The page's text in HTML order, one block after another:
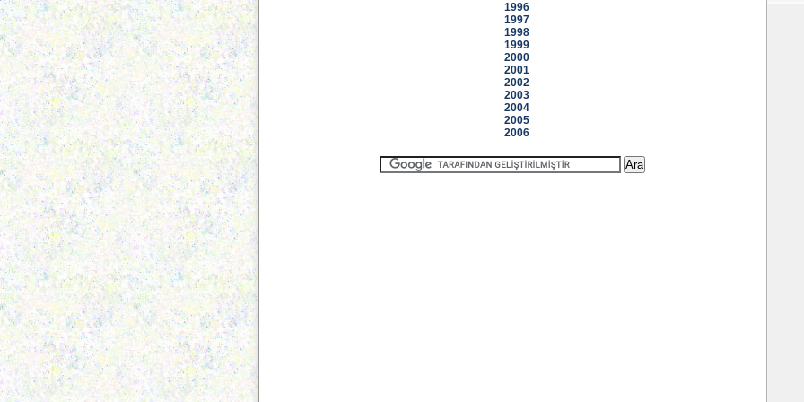
1996
1997
1998
1999
2000
2001
2002
2003
2004
2005
2006